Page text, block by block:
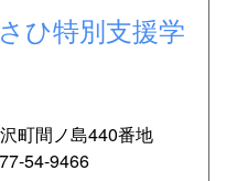
ひ特別支援学
町間ノ島440番地
54-9466